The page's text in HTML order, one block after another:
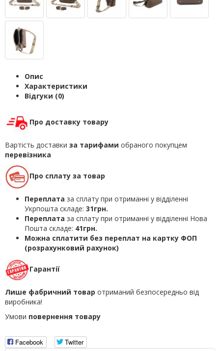
Опис
Характеристики
Відгуки (0)
Про доставку товару
Вартість доставки за тарифами обраного покупцем
перевізника
Про сплату за товар
Переплата за сплату при отриманні у відділенні
Укрпошта складе: 31грн.
Переплата за сплату при отриманні у відділенні Нова
Пошта складе: 41грн.
Можна сплатити без переплат на картку ФОП
(розрахунковий рахунок)
Гарантії
Лише фабричний товар отриманий безпосередньо від
виробника!
Умови повернення товару
Facebook Twitter